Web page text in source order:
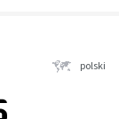
polski